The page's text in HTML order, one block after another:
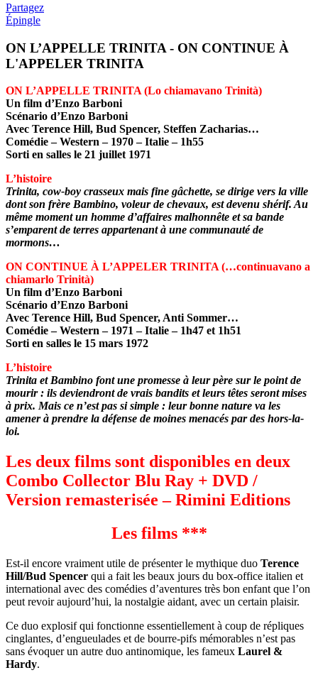
Partagez
Épingle
ON L’APPELLE TRINITA - ON CONTINUE À
L'APPELER TRINITA
ON L’APPELLE TRINITA (Lo chiamavano Trinità)
Un film d’Enzo Barboni
Scénario d’Enzo Barboni
Avec Terence Hill, Bud Spencer, Steffen Zacharias…
Comédie – Western – 1970 – Italie – 1h55
Sorti en salles le 21 juillet 1971
L’histoire
Trinita, cow-boy crasseux mais fine gâchette, se dirige vers la ville
dont son frère Bambino, voleur de chevaux, est devenu shérif. Au
même moment un homme d’affaires malhonnête et sa bande
s’emparent de terres appartenant à une communauté de
mormons…
ON CONTINUE À L’APPELER TRINITA (…continuavano a
chiamarlo Trinità)
Un film d’Enzo Barboni
Scénario d’Enzo Barboni
Avec Terence Hill, Bud Spencer, Anti Sommer…
Comédie – Western – 1971 – Italie – 1h47 et 1h51
Sorti en salles le 15 mars 1972
L’histoire
Trinita et Bambino font une promesse à leur père sur le point de
mourir : ils deviendront de vrais bandits et leurs têtes seront mises
à prix. Mais ce n’est pas si simple : leur bonne nature va les
amener à prendre la défense de moines menacés par des hors-la-
loi.
Les deux films sont disponibles en deux
Combo Collector Blu Ray + DVD /
Version remasterisée – Rimini Editions
Les films ***
Est-il encore vraiment utile de présenter le mythique duo Terence
Hill/Bud Spencer qui a fait les beaux jours du box-office italien et
international avec des comédies d’aventures très bon enfant que l’on
peut revoir aujourd’hui, la nostalgie aidant, avec un certain plaisir.
Ce duo explosif qui fonctionne essentiellement à coup de répliques
cinglantes, d’engueulades et de bourre-pifs mémorables n’est pas
sans évoquer un autre duo antinomique, les fameux Laurel &
Hardy.